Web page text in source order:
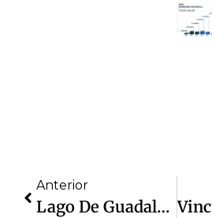
Anterior
Lago De Guadalupe Está Ya Libre De Lirio Y Lentejilla; Daniel Serrano Reportó Las Acciones De Limpieza